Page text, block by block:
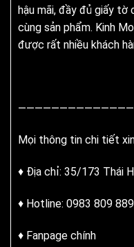
hậu mãi, đầy đủ giấy tờ
cùng sản phẩm. Kinh
được rất nhiều khách
Mọi thông tin chi tiết
♦ Địa chỉ: 35/173 Thái
♦ Hotline: 0983 809 889
♦ Fanpage chính